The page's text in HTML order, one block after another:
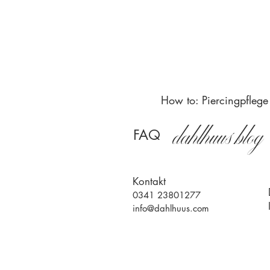
FAQ
How to: Piercingpflege
dahlhuus blog
Kontakt
0341 23801277
info@dahlhuus.com